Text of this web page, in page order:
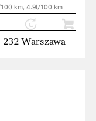
100 km, 4.9l/100 km
232 Warszawa